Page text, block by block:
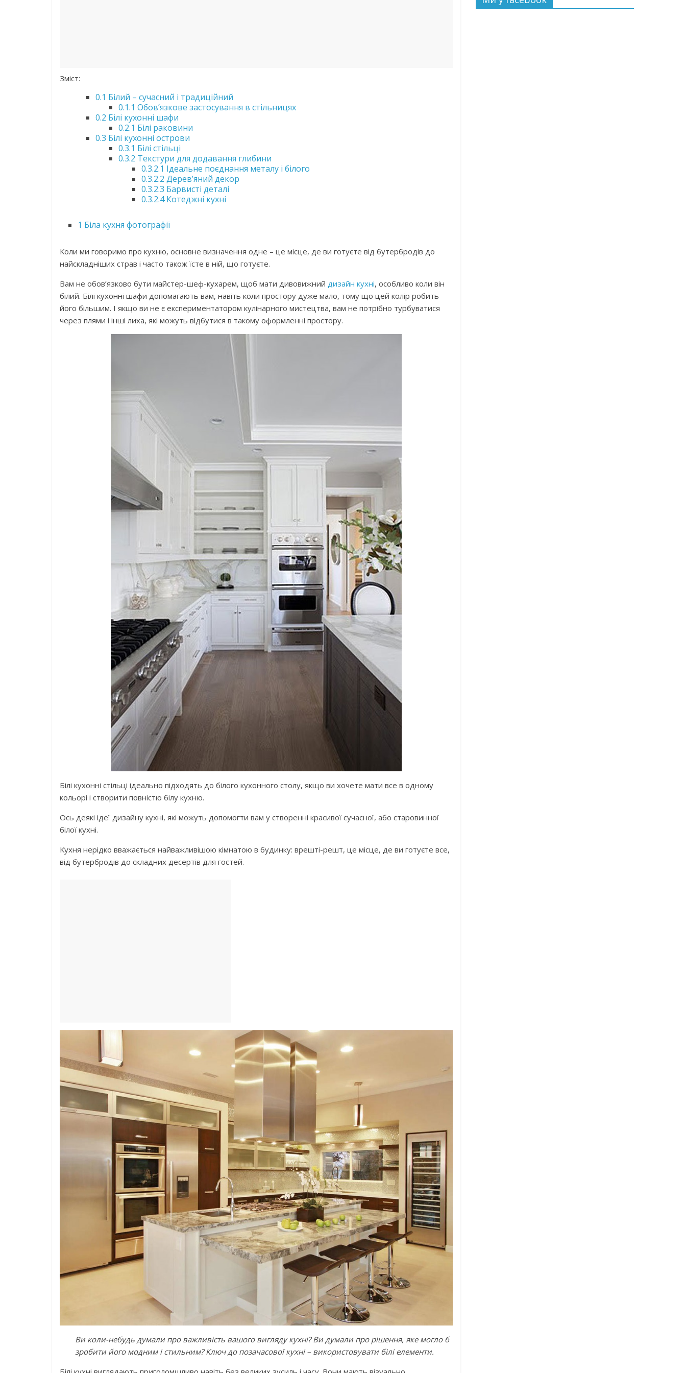
Зміст:
0.1 Білий – сучасний і традиційний
0.1.1 Обов’язкове застосування в стільницях
0.2 Білі кухонні шафи
0.2.1 Білі раковини
0.3 Білі кухонні острови
0.3.1 Білі стільці
0.3.2 Текстури для додавання глибини
0.3.2.1 Ідеальне поєднання металу і білого
0.3.2.2 Дерев’яний декор
0.3.2.3 Барвисті деталі
0.3.2.4Котеджні кухні
1 Біла кухня фотографії
Коли ми говоримо про кухню, основне визначення одне – це місце, де ви готуєте від бутербродів до
найскладніших страв і часто також їсте в ній, що готуєте.
Вам не обов’язково бути майстер-шеф-кухарем, щоб мати дивовижний дизайн кухні, особливо коли він
білий. Білі кухонні шафи допомагають вам, навіть коли простору дуже мало, тому що цей колір робить
його більшим. І якщо ви не є експериментатором кулінарного мистецтва, вам не потрібно турбуватися
через плями і інші лиха, які можуть відбутися в такому оформленні простору.
Білі кухонні стільці ідеально підходять до білого кухонного столу, якщо ви хочете мати все в одному
кольорі і створити повністю білу кухню.
Ось деякі ідеї дизайну кухні, які можуть допомогти вам у створенні красивої сучасної, або старовинної
білої кухні.
Кухня нерідко вважається найважливішою кімнатою в будинку: врешті-решт, це місце, де ви готуєте все,
від бутербродів до складних десертів для гостей.
Ви коли-небудь думали про важливість вашого вигляду кухні? Ви думали про рішення, яке могло б
зробити його модним і стильним? Ключ до позачасової кухні – використовувати білі елементи.